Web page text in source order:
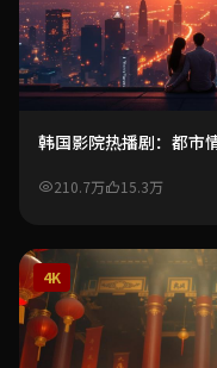
韩国影院热播剧：都市
210.7万 15.3万
4K